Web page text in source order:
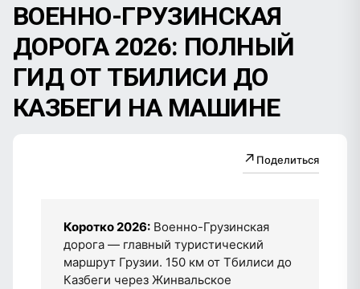
ВОЕННО-ГРУЗИНСКАЯ
ДОРОГА 2026: ПОЛНЫЙ
ГИД ОТ ТБИЛИСИ ДО
КАЗБЕГИ НА МАШИНЕ
↗ Поделиться
Коротко 2026: Военно-Грузинская
дорога — главный туристический
маршрут Грузии. 150 км от Тбилиси до
Казбеги через Жинвальское